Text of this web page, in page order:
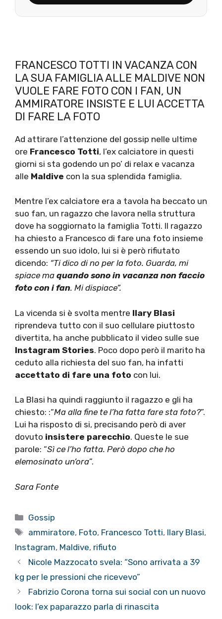
FRANCESCO TOTTI IN VACANZA CON
LA SUA FAMIGLIA ALLE MALDIVE NON
VUOLE FARE FOTO CON I FAN, UN
AMMIRATORE INSISTE E LUI ACCETTA
DI FARE LA FOTO
Ad attirare l’attenzione del gossip nelle ultime
ore Francesco Totti, l’ex calciatore in questi
giorni si sta godendo un po’ di relax e vacanza
alle Maldive con la sua splendida famiglia.
Mentre l’ex calciatore era a tavola ha beccato un
suo fan, un ragazzo che lavora nella struttura
dove ha soggiornato la famiglia Totti. Il ragazzo
ha chiesto a Francesco di fare una foto insieme
essendo un suo idolo, lui si è però rifiutato
dicendo: “Ti dico di no per la foto. Guarda, mi
spiace ma quando sono in vacanza non faccio
foto con i fan. Mi dispiace”.
La vicenda si è svolta mentre Ilary Blasi
riprendeva tutto con il suo cellulare piuttosto
divertita, ha anche pubblicato il video sulle sue
Instagram Stories. Poco dopo però il marito ha
ceduto alla richiesta del suo fan, ha infatti
accettato di fare una foto con lui.
La Blasi ha quindi raggiunto il ragazzo e gli ha
chiesto: :“Ma alla fine te l’ha fatta fare sta foto?”.
Lui ha risposto di si, precisando però di aver
dovuto insistere parecchio. Queste le sue
parole: “Sì ce l’ho fatta. Però dopo che ho
elemosinato un’ora”.
Sara Fonte
Categorie
Gossip
Tag
ammiratore, Foto, Francesco Totti, Ilary Blasi,
Instagram, Maldive, rifiuto
Nicole Mazzocato svela: “Sono arrivata a 39
kg per le pressioni che ricevevo”
Fabrizio Corona torna sui social con un nuovo
look: l’ex paparazzo parla di rinascita